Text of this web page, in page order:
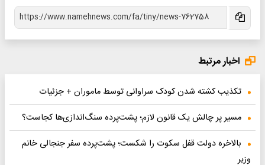
اخبار مرتبط
تکذیب کشته شدن کودک سراوانی توسط ماموران + جزئیات
مسیر پر چالش یک قانون لازم؛ پشت‌پرده سنگ‌اندازی‌ها کجاست؟
بالاخره دولت قفل سکوت را شکست؛ پشت‌پرده سفر جنجالی خانم
وزیر